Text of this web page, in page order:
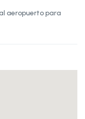
aeropuerto para